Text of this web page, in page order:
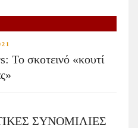
Το σκοτεινό «κουτί
ΣΥΝΟΜΙΛΙΕΣ